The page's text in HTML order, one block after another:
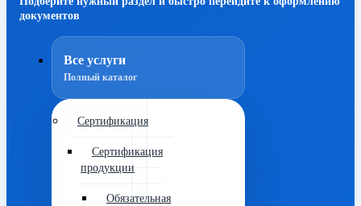
документов
Все услуги
Полный каталог
Сертификация
Сертификация
продукции
Обязательная